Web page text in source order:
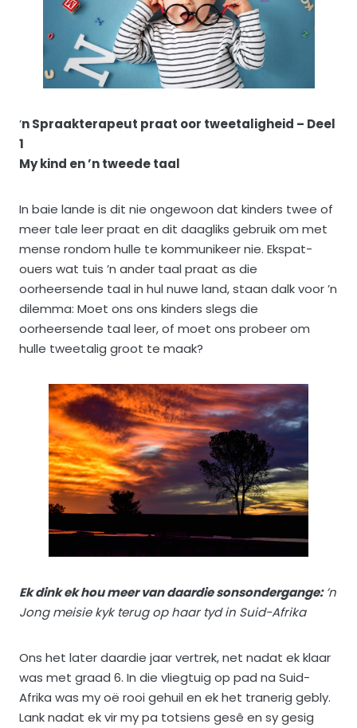
’n Spraakterapeut praat oor tweetaligheid – Deel
1
My kind en ’n tweede taal
In baie lande is dit nie ongewoon dat kinders twee of
meer tale leer praat en dit daagliks gebruik om met
mense rondom hulle te kommunikeer nie. Ekspat-
ouers wat tuis ’n ander taal praat as die
oorheersende taal in hul nuwe land, staan dalk voor ’n
dilemma: Moet ons ons kinders slegs die
oorheersende taal leer, of moet ons probeer om
hulle tweetalig groot te maak?
Ek dink ek hou meer van daardie sonsondergange:’n
Jong meisie kyk terug op haar tyd in Suid-Afrika
Ons het later daardie jaar vertrek, net nadat ek klaar
was met graad 6. In die vliegtuig op pad na Suid-
Afrika was my oë rooi gehuil en ek het tranerig gebly.
Lank nadat ek vir my pa totsiens gesê en sy gesig